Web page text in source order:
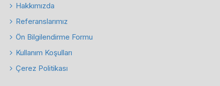
Hakkımızda
Referanslarımız
Ön Bilgilendirme Formu
Kullanım Koşulları
Çerez Politikası